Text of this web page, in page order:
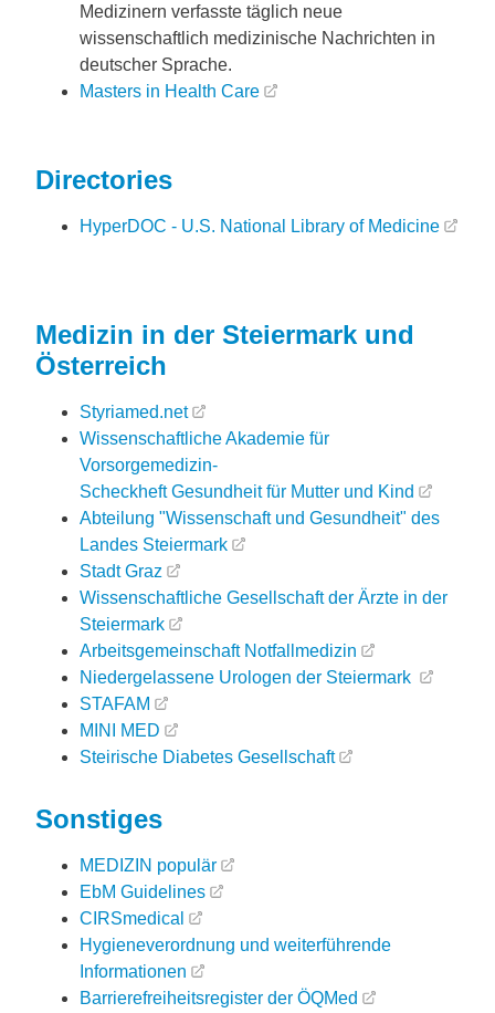
Medizinern verfasste täglich neue
wissenschaftlich medizinische Nachrichten in
deutscher Sprache.
Masters in Health Care
Directories
HyperDOC - U.S. National Library of Medicine
Medizin in der Steiermark und
Österreich
Styriamed.net
Wissenschaftliche Akademie für
Vorsorgemedizin-
Scheckheft Gesundheit für Mutter und Kind
Abteilung "Wissenschaft und Gesundheit" des
Landes Steiermark
Stadt Graz
Wissenschaftliche Gesellschaft der Ärzte in der
Steiermark
Arbeitsgemeinschaft Notfallmedizin
Niedergelassene Urologen der Steiermark
STAFAM
MINI MED
Steirische Diabetes Gesellschaft
Sonstiges
MEDIZIN populär
EbM Guidelines
CIRSmedical
Hygieneverordnung und weiterführende
Informationen
Barrierefreiheitsregister der ÖQMed